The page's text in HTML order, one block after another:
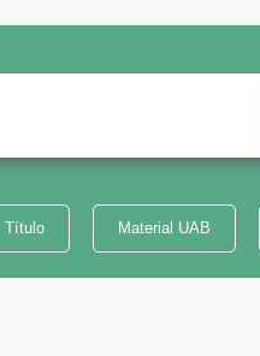
Título Material UAB